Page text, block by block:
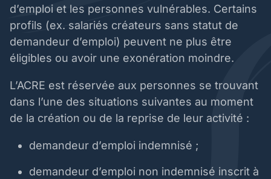
d’emploi et les personnes vulnérables. Certains
profils (ex. salariés créateurs sans statut de
demandeur d’emploi) peuvent ne plus être
éligibles ou avoir une exonération moindre.
L’ACRE est réservée aux personnes se trouvant
dans l’une des situations suivantes au moment
de la création ou de la reprise de leur activité :
demandeur d’emploi indemnisé ;
demandeur d’emploi non indemnisé inscrit à